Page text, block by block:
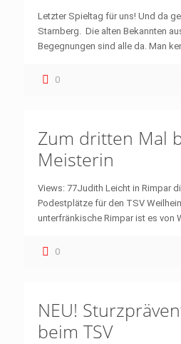
Letzter Spieltag für uns! Und da
Starnberg. Die alten Bekannten
Begegnungen sind alle da. Man
0
Zum dritten Mal
Meisterin
Views: 77Judith Leicht in Rimpar
Podestplätze für den TSV
unterfränkische Rimpar ist es von
0
NEU!
beim TSV